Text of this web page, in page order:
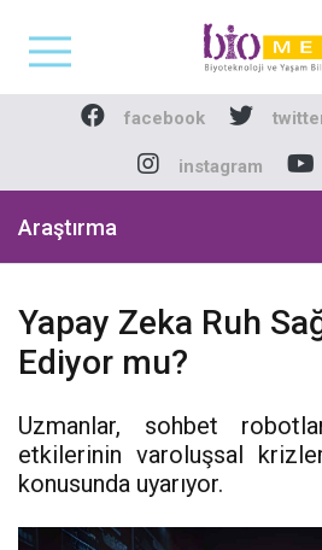
Biomedya -
facebook
instagram
Araştırma
Yapay Zeka Ruh
Ediyor mu?
Uzmanlar, sohbet
etkilerinin varoluşsal
konusunda uyarıyor.